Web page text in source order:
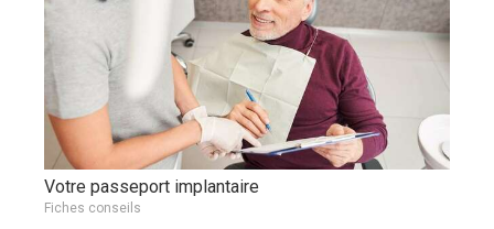
Votre passeport implantaire
Fiches conseils